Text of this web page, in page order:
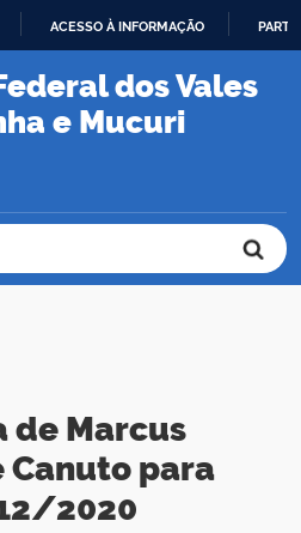
PARA
CONTEÚDO
ACESSO À INFORMAÇÃO
dos Vales
e Mucuri
de Marcus
Canuto para
2020